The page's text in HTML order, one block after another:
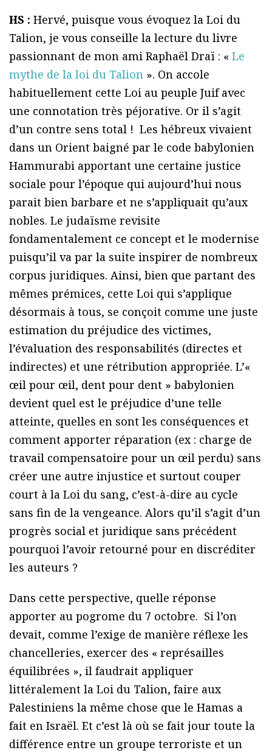
HS : Hervé, puisque vous évoquez la Loi du
Talion, je vous conseille la lecture du livre
passionnant de mon ami Raphaël Draï : « Le
mythe de la loi du Talion ». On accole
habituellement cette Loi au peuple Juif avec
une connotation très péjorative. Or il s’agit
d’un contre sens total ! Les hébreux vivaient
dans un Orient baigné par le code babylonien
Hammurabi apportant une certaine justice
sociale pour l’époque qui aujourd’hui nous
parait bien barbare et ne s’appliquait qu’aux
nobles. Le judaïsme revisite
fondamentalement ce concept et le modernise
puisqu’il va par la suite inspirer de nombreux
corpus juridiques. Ainsi, bien que partant des
mêmes prémices, cette Loi qui s’applique
désormais à tous, se conçoit comme une juste
estimation du préjudice des victimes,
l’évaluation des responsabilités (directes et
indirectes) et une rétribution appropriée. L’«
œil pour œil, dent pour dent » babylonien
devient quel est le préjudice d’une telle
atteinte, quelles en sont les conséquences et
comment apporter réparation (ex : charge de
travail compensatoire pour un œil perdu) sans
créer une autre injustice et surtout couper
court à la Loi du sang, c’est-à-dire au cycle
sans fin de la vengeance. Alors qu’il s’agit d’un
progrès social et juridique sans précédent
pourquoi l’avoir retourné pour en discréditer
les auteurs ?
Dans cette perspective, quelle réponse
apporter au pogrome du 7 octobre. Si l’on
devait, comme l’exige de manière réflexe les
chancelleries, exercer des « représailles
équilibrées », il faudrait appliquer
littéralement la Loi du Talion, faire aux
Palestiniens la même chose que le Hamas a
fait en Israël. Et c’est là où se fait jour toute la
différence entre un groupe terroriste et un